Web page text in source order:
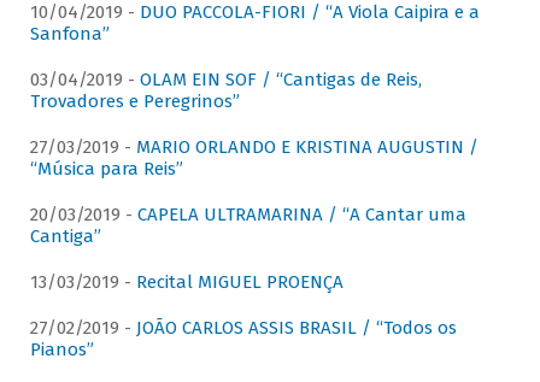
10/04/2019 - DUO PACCOLA-FIORI / “A Viola Caipira e a
Sanfona”
03/04/2019 - OLAM EIN SOF / “Cantigas de Reis,
Trovadores e Peregrinos”
27/03/2019 - MARIO ORLANDO E KRISTINA AUGUSTIN /
“Música para Reis”
20/03/2019 - CAPELA ULTRAMARINA / “A Cantar uma
Cantiga”
13/03/2019 - Recital MIGUEL PROENÇA
27/02/2019 - JOÃO CARLOS ASSIS BRASIL / “Todos os
Pianos”